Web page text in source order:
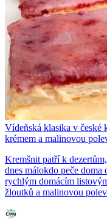
Vídeňská klasika v
krémem a malinovou
Kremšnit patří k
dnes málokdo peče doma
rychlým domácím
žloutků a malinovou